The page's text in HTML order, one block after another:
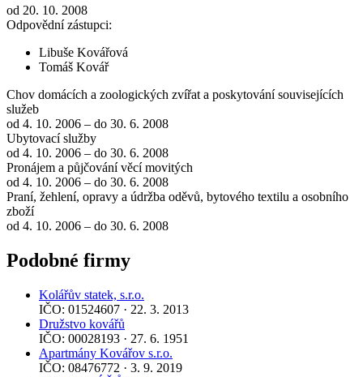
od 20. 10. 2008
Odpovědní zástupci:
Libuše Kovářová
Tomáš Kovář
Chov domácích a zoologických zvířat a poskytování souvisejících
služeb
od 4. 10. 2006 – do 30. 6. 2008
Ubytovací služby
od 4. 10. 2006 – do 30. 6. 2008
Pronájem a půjčování věcí movitých
od 4. 10. 2006 – do 30. 6. 2008
Praní, žehlení, opravy a údržba oděvů, bytového textilu a osobního
zboží
od 4. 10. 2006 – do 30. 6. 2008
Podobné firmy
Kolářův statek, s.r.o.
IČO: 01524607 · 22. 3. 2013
Družstvo kovářů
IČO: 00028193 · 27. 6. 1951
Apartmány Kovářov s.r.o.
IČO: 08476772 · 3. 9. 2019